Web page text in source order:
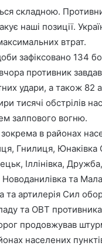
складною.
наші позиції.
втрат.
зафіксовано 134
противник завдав
удари, а також 82
тисячі обстрілів
залпового вогню.
зокрема в районах
Гнилиця, Юнаківка
Іллінівка,
та
та артилерія Сил
та ОВТ
продовжував
населених